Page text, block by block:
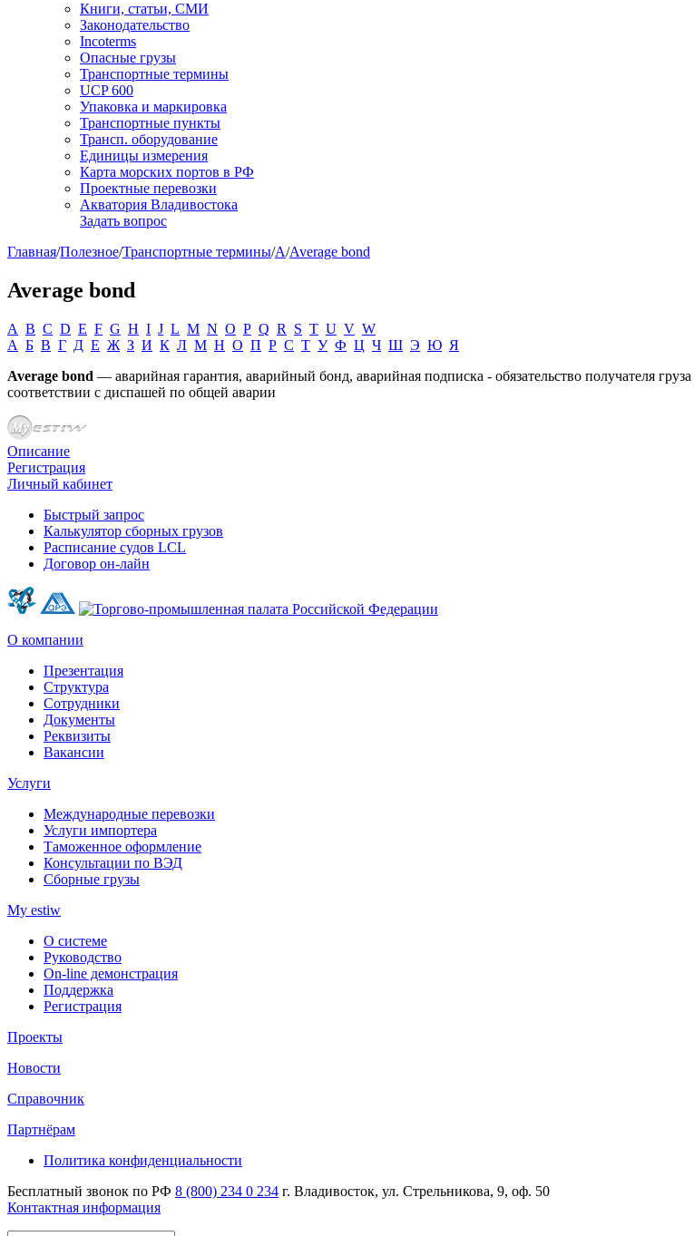
Книги, статьи, СМИ
Законодательство
Incoterms
Опасные грузы
Транспортные термины
UCP 600
Упаковка и маркировка
Транспортные пункты
Трансп. оборудование
Единицы измерения
Карта морских портов в РФ
Проектные перевозки
Акватория Владивостока
Задать вопрос
Главная/Полезное/Транспортные термины/A/Average bond
Average bond
A B C D E F G H I J L M N O P Q R S T U V W
А Б В Г Д Е Ж З И К Л М Н О П Р С Т У Ф Ц Ч Ш Э Ю Я
Average bond — аварийная гарантия, аварийный бонд, аварийная подписка - обязательство получателя
соответствии с диспашей по общей аварии
Описание
Регистрация
Личный кабинет
Быстрый запрос
Калькулятор сборных грузов
Расписание судов LCL
Договор он-лайн
О компании
Презентация
Структура
Сотрудники
Документы
Реквизиты
Вакансии
Услуги
Международные перевозки
Услуги импортера
Таможенное оформление
Консультации по ВЭД
Сборные грузы
My estiw
О системе
Руководство
On-line демонстрация
Поддержка
Регистрация
Проекты
Новости
Справочник
Партнёрам
Политика конфиденциальности
Бесплатный звонок по РФ 8 (800) 234 0 234 г. Владивосток, ул. Стрельникова, 9, оф. 50
Контактная информация